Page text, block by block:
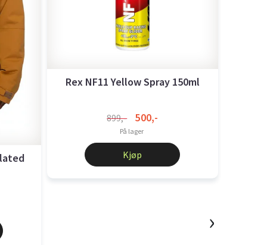
Rex NF11 Yellow Spray 150ml
899,- 500,-
På lager
Kjøp
›